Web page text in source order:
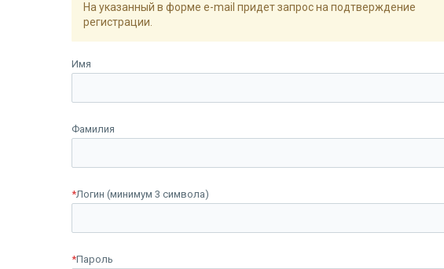
На указанный в форме e-mail придет запрос на подтверждение
регистрации.
Имя
Фамилия
*Логин (минимум 3 символа)
*Пароль